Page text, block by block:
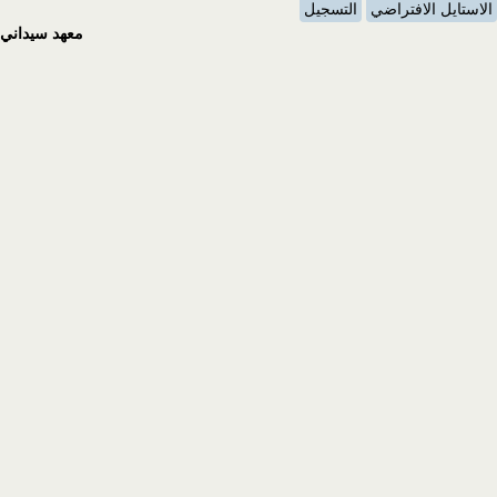
الاستايل الافتراضي
التسجيل
معهد سيداني